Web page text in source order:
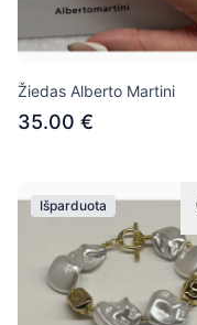
Žiedas Alberto Martini
35.00 €
Išparduota